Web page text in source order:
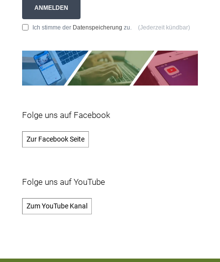
ANMELDEN
Ich stimme der Datenspeicherung zu. (Jederzeit kündbar)
Folge uns auf Facebook
Zur Facebook Seite
Folge uns auf YouTube
Zum YouTube Kanal